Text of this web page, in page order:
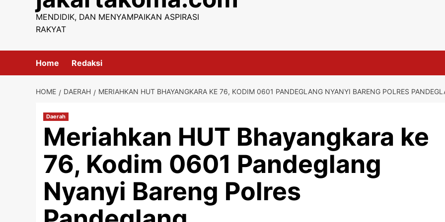
MENDIDIK, DAN MENYAMPAIKAN ASPIRASI
RAKYAT
Home Redaksi
HOME DAERAH MERIAHKAN HUT BHAYANGKARA KE 76, KODIM 0601 PANDEGLANG NYANYI BARENG POLRES
Daerah
Meriahkan HUT Bhayangkara ke
76, Kodim 0601 Pandeglang
Nyanyi Bareng Polres